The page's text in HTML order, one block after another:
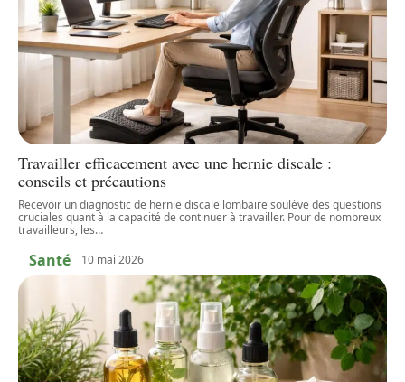
Travailler efficacement avec une hernie discale :
conseils et précautions
Recevoir un diagnostic de hernie discale lombaire soulève des questions
cruciales quant à la capacité de continuer à travailler. Pour de nombreux
travailleurs, les…
Santé 10 mai 2026